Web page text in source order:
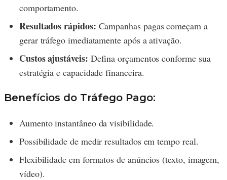
comportamento.
Resultados rápidos: Campanhas pagas começam a
gerar tráfego imediatamente após a ativação.
Custos ajustáveis: Defina orçamentos conforme sua
estratégia e capacidade financeira.
Benefícios do Tráfego Pago:
Aumento instantâneo da visibilidade.
Possibilidade de medir resultados em tempo real.
Flexibilidade em formatos de anúncios (texto, imagem,
vídeo).